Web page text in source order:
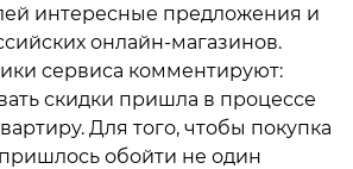
интересные предложения и
онлайн-магазинов.
сервиса комментируют:
скидки пришла в процессе
Для того, чтобы покупка
обойти не один